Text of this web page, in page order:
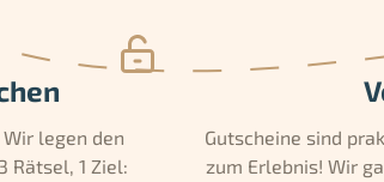
legen den
Rätsel, 1 Ziel:
Gutscheine sind
zum Erlebnis! Wir